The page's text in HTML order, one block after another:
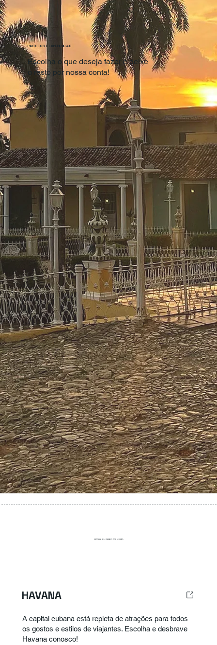
PASSEIOS E EXPERIÊNCIAS
Escolha o que deseja fazer e deixe
o resto por nossa conta!
ESCOLHA SEU PASSEIO POR REGIÃO:
HAVANA
A capital cubana está repleta de atrações para todos
os gostos e estilos de viajantes. Escolha e desbrave
Havana conosco!